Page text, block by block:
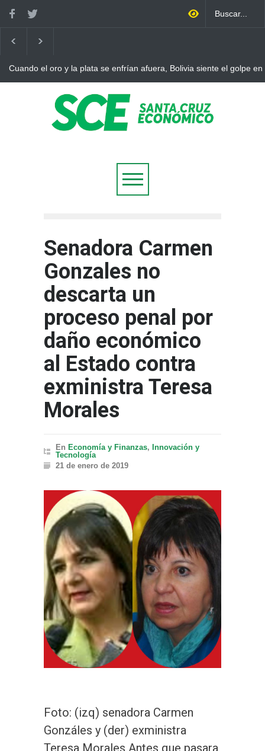
Cuando el oro y la plata se enfrían afuera, Bolivia siente el golpe en
Senadora Carmen
Gonzales no
descarta un
proceso penal por
daño económico
al Estado contra
exministra Teresa
Morales
En Economía y Finanzas, Innovación y
Tecnología
21 de enero de 2019
Foto: (izq) senadora Carmen
Gonzáles y (der) exministra
Teresa Morales Antes que pasara